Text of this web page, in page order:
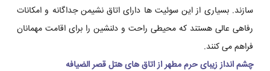
سازند. بسیاری از این سوئیت ها دارای اتاق نشیمن جداگانه و امکانات
رفاهی عالی هستند که محیطی راحت و دلنشین را برای اقامت مهمانان
فراهم می کنند.
چشم انداز زیبای حرم مطهر از اتاق های هتل قصر الضیافه